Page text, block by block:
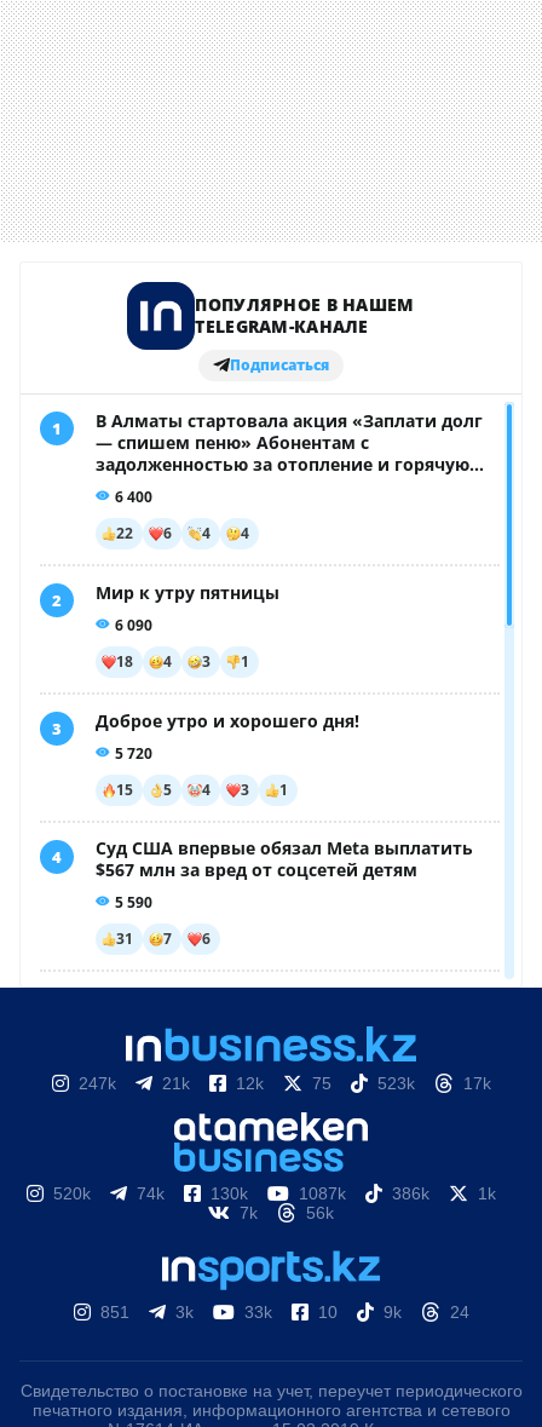
247k 21k 12k 75 523k 17k
520k 74k 130k 1087k 386k
1k
7k
56k
851 3k 33k 10 9k 24
Свидетельство о постановке на учет, переучет периодического
печатного издания, информационного агентства и сетевого